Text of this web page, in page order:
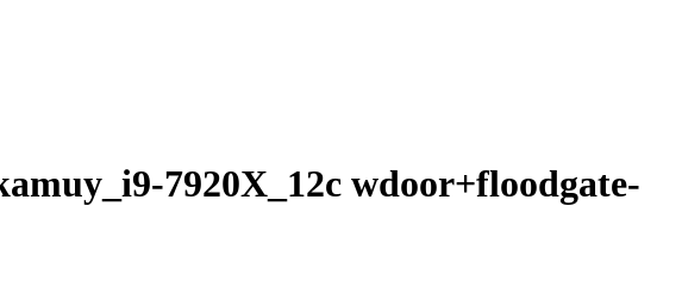
7920X_12c wdoor+floodgate-